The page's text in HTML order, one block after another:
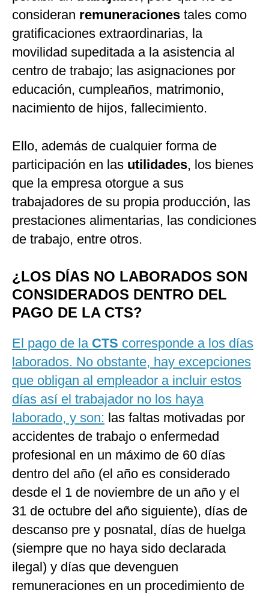
consideran remuneraciones tales como
gratificaciones extraordinarias, la
movilidad supeditada a la asistencia al
centro de trabajo; las asignaciones por
educación, cumpleaños, matrimonio,
nacimiento de hijos, fallecimiento.
Ello, además de cualquier forma de
participación en las utilidades, los bienes
que la empresa otorgue a sus
trabajadores de su propia producción, las
prestaciones alimentarias, las condiciones
de trabajo, entre otros.
¿LOS DÍAS NO LABORADOS SON
CONSIDERADOS DENTRO DEL
PAGO DE LA CTS?
El pago de la CTS corresponde a los días
laborados. No obstante, hay excepciones
que obligan al empleador a incluir estos
días así el trabajador no los haya
laborado, y son: las faltas motivadas por
accidentes de trabajo o enfermedad
profesional en un máximo de 60 días
dentro del año (el año es considerado
desde el 1 de noviembre de un año y el
31 de octubre del año siguiente), días de
descanso pre y posnatal, días de huelga
(siempre que no haya sido declarada
ilegal) y días que devenguen
remuneraciones en un procedimiento de